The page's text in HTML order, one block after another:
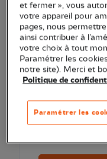
Les docs
et fermer », vous
votre appareil pour
pages, nous
ainsi contribuer à
votre choix à tout
Paramétrer les
notre site). Merci et
Politique de
Paramétrer les